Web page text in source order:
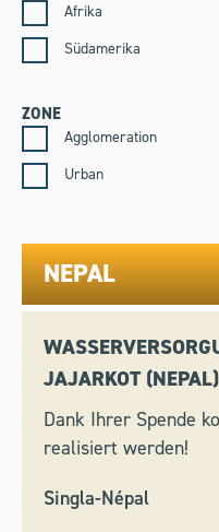
ZONE
Agglomeration
Urban
Afrika
Südamerika
NEPAL
JAJARKOT (NEPAL)
Dank Ihrer Spende
realisiert werden!
Singla-Népal